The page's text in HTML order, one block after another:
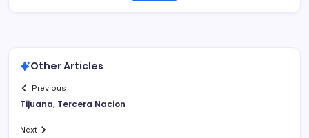
Other Articles
Previous
Tijuana, Tercera Nacion
Next